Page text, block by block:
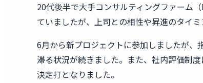
20代後半で大手コンサルティングファーム
ていましたが、上司との相性や昇進のタイ
6月から新プロジェクトに参加しましたが、
滞る状況が続きました。また、社内評価制
決定打となりました。